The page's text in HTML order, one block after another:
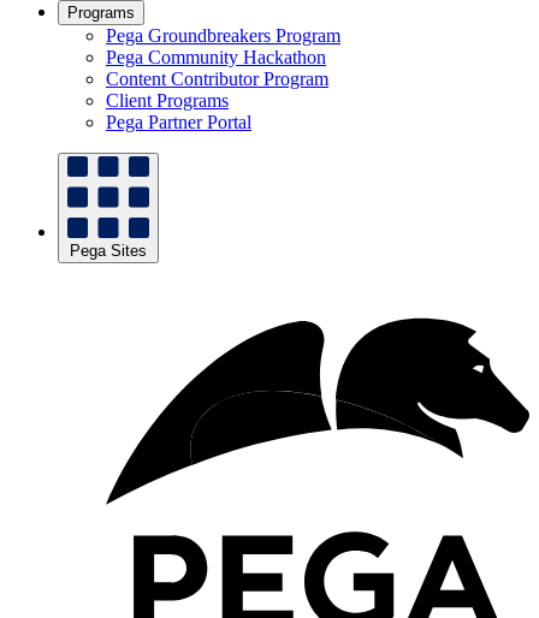
Programs
Pega Groundbreakers Program
Pega Community Hackathon
Content Contributor Program
Client Programs
Pega Partner Portal
Pega Sites